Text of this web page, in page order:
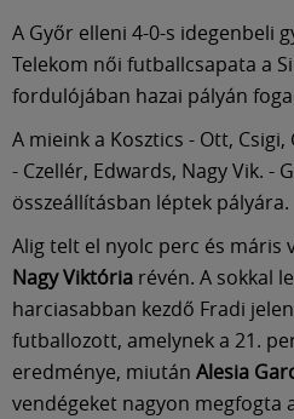
A Győr elleni 4-0-s idegenbeli
Telekom női futballcsapata a
fordulójában hazai pályán
A mieink a Kosztics - Ott,
- Czellér, Edwards, Nagy Vik. -
összeállításban léptek pályára.
Alig telt el nyolc perc és máris
Nagy Viktória révén. A sokkal
harciasabban kezdő Fradi
futballozott, amelynek a 21.
eredménye, miután Alesia
vendégeket nagyon megfogta
Közösség
Múzeum
English